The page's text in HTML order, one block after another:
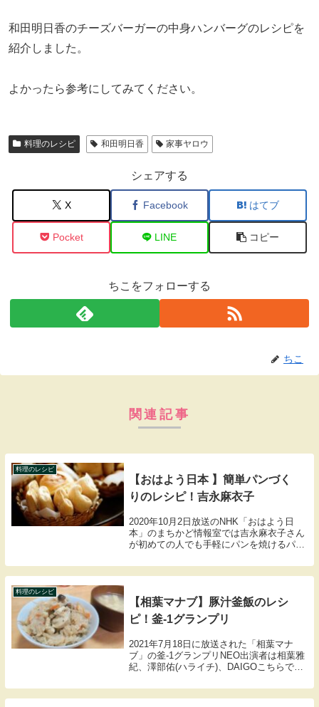
和田明日香のチーズバーガーの中身ハンバーグのレシピを
紹介しました。
よかったら参考にしてみてください。
料理のレシピ 和田明日香 家事ヤロウ
シェアする
X Facebook はてブ
Pocket LINE コピー
ちこをフォローする
ちこ
関連記事
料理のレシピ
【おはよう日本 】簡単パンづく
りのレシピ！吉永麻衣子
2020年10月2日放送のNHK「おはよう日
本」のまちかど情報室では吉永麻衣子さん
が初めての人でも手軽にパンを焼けるパン
の材料や作り方のレシピをまとめましたの
で紹介します。
料理のレシピ
【相葉マナブ】豚汁釜飯のレシ
ピ！釜-1グランプリ
2021年7月18日に放送された「相葉マナ
ブ」の釜-1グランプリNEO出演者は相葉雅
紀、澤部佑(ハライチ)、DAIGOこちらでは
材料や作り方のレシピをまとめましたので
紹介します。